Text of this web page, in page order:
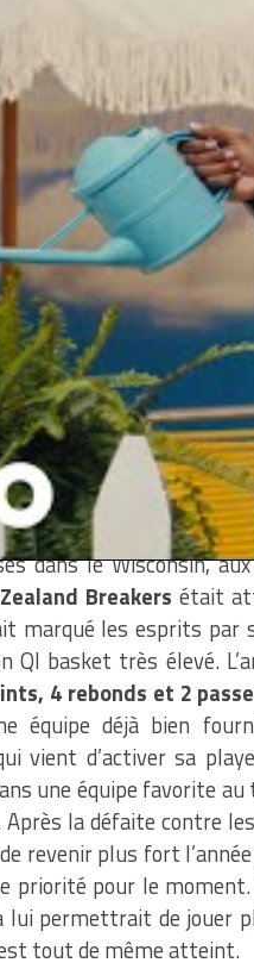
30 choix entre le
C’est
Le joueur du Paris
tir), 6 rebonds et 1,6
de l’année du
Elite. Sur le papier, le
Nikola Jokic. Mais ça
de Denver, le Français
en jouant.
Nuggets plan
Kamagate in
Wind
le quatrième Français,
dans le Wisconsin,
Breakers était
marqué les esprits
QI basket très élevé.
4 rebonds et 2
équipe déjà bien
vient d’activer sa
une équipe favorite
Après la défaite contre
revenir plus fort
priorité pour le moment.
lui permettrait de jouer
tout de même atteint.